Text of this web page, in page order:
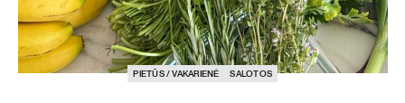
PIETŪS / VAKARIENĖ SALOTOS